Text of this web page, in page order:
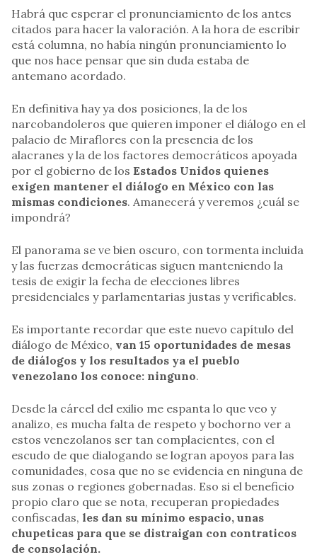
Habrá que esperar el pronunciamiento de los antes
citados para hacer la valoración. A la hora de escribir
está columna, no había ningún pronunciamiento lo
que nos hace pensar que sin duda estaba de
antemano acordado.
En definitiva hay ya dos posiciones, la de los
narcobandoleros que quieren imponer el diálogo en el
palacio de Miraflores con la presencia de los
alacranes y la de los factores democráticos apoyada
por el gobierno de los Estados Unidos quienes
exigen mantener el diálogo en México con las
mismas condiciones. Amanecerá y veremos ¿cuál se
impondrá?
El panorama se ve bien oscuro, con tormenta incluida
y las fuerzas democráticas siguen manteniendo la
tesis de exigir la fecha de elecciones libres
presidenciales y parlamentarias justas y verificables.
Es importante recordar que este nuevo capítulo del
diálogo de México, van 15 oportunidades de mesas
de diálogos y los resultados ya el pueblo
venezolano los conoce: ninguno.
Desde la cárcel del exilio me espanta lo que veo y
analizo, es mucha falta de respeto y bochorno ver a
estos venezolanos ser tan complacientes, con el
escudo de que dialogando se logran apoyos para las
comunidades, cosa que no se evidencia en ninguna de
sus zonas o regiones gobernadas. Eso si el beneficio
propio claro que se nota, recuperan propiedades
confiscadas, les dan su mínimo espacio, unas
chupeticas para que se distraigan con contraticos
de consolación.